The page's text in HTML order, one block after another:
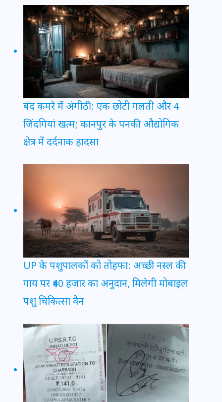
बंद कमरे में अंगीठी: एक छोटी गलती और 4
जिंदगियां खत्म; कानपुर के पनकी औद्योगिक
क्षेत्र में दर्दनाक हादसा
UP के पशुपालकों को तोहफा: अच्छी नस्ल की
गाय पर ₹40 हजार का अनुदान, मिलेगी मोबाइल
पशु चिकित्सा वैन